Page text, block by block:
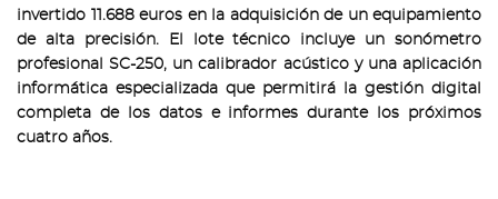
invertido 11.688 euros en la adquisición de un equipamiento
de alta precisión. El lote técnico incluye un sonómetro
profesional SC-250, un calibrador acústico y una aplicación
informática especializada que permitirá la gestión digital
completa de los datos e informes durante los próximos
cuatro años.